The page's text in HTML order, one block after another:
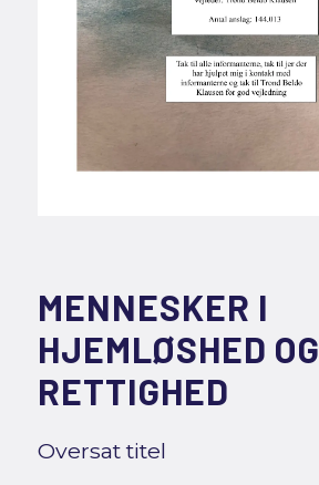
MENNESKER I
HJEMLØSHED OG
RETTIGHED
Oversat titel